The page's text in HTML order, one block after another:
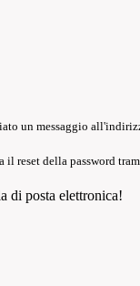
un messaggio
il reset della password
di posta elettronica!